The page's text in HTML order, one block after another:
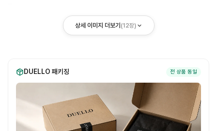
상세 이미지 더보기 (12장)
DUELLO 패키징 전 상품 동일